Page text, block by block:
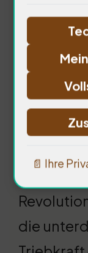
Die
sozialer
der
die
📄 Ihre